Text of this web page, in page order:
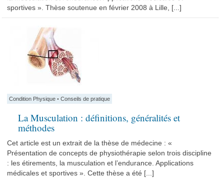
sportives ». Thèse soutenue en février 2008 à Lille, [...]
Condition Physique •Conseils de pratique
La Musculation : définitions, généralités et
méthodes
Cet article est un extrait de la thèse de médecine : «
Présentation de concepts de physiothérapie selon trois discipline
: les étirements, la musculation et l’endurance. Applications
médicales et sportives ». Cette thèse a été [...]